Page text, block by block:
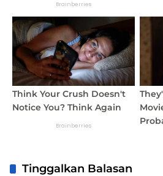
Tinggalkan Balasan